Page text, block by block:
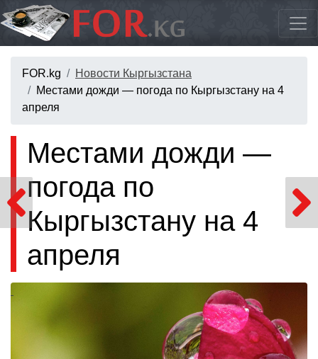
FOR.kg
Новости Кыргызстана
Местами дожди — погода по Кыргызстану на 4
апреля
Местами дожди —
погода по
Кыргызстану на 4
апреля